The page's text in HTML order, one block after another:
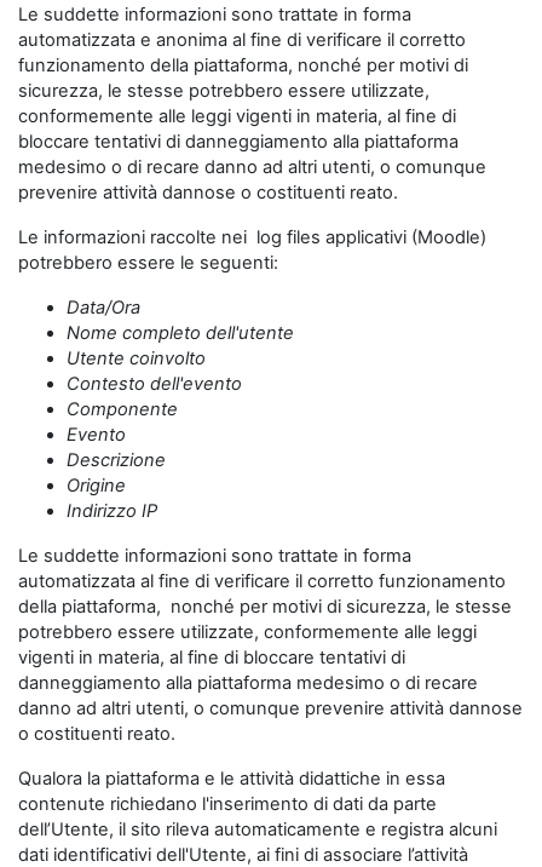
Le suddette informazioni sono trattate in forma
automatizzata e anonima al fine di verificare il corretto
funzionamento della piattaforma, nonché per motivi di
sicurezza, le stesse potrebbero essere utilizzate,
conformemente alle leggi vigenti in materia, al fine di
bloccare tentativi di danneggiamento alla piattaforma
medesimo o di recare danno ad altri utenti, o comunque
prevenire attività dannose o costituenti reato.
Le informazioni raccolte nei log files applicativi (Moodle)
potrebbero essere le seguenti:
Data/Ora
Nome completo dell'utente
Utente coinvolto
Contesto dell'evento
Componente
Evento
Descrizione
Origine
Indirizzo IP
Le suddette informazioni sono trattate in forma
automatizzata al fine di verificare il corretto funzionamento
della piattaforma, nonché per motivi di sicurezza, le stesse
potrebbero essere utilizzate, conformemente alle leggi
vigenti in materia, al fine di bloccare tentativi di
danneggiamento alla piattaforma medesimo o di recare
danno ad altri utenti, o comunque prevenire attività dannose
o costituenti reato.
Qualora la piattaforma e le attività didattiche in essa
contenute richiedano l'inserimento di dati da parte
dell’Utente, il sito rileva automaticamente e registra alcuni
dati identificativi dell'Utente, ai fini di associare l’attività